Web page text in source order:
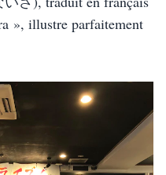
», illustre parfaitement